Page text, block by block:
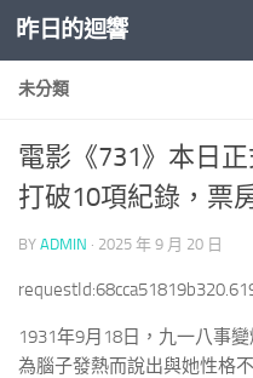
Skip to content
昨日的迴響
未分類
電影《731》本日
打破10項紀錄，票
BY ADMIN · 2025 年 9 月 20 日
1931年9月18日，九一八事
為腦子發熱而說出與她性格